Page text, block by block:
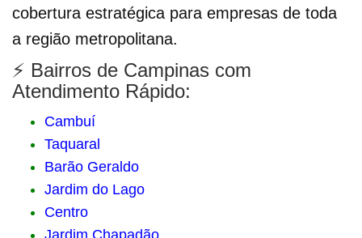
cobertura estratégica para empresas de toda
a região metropolitana.
⚡ Bairros de Campinas com
Atendimento Rápido:
Cambuí
Taquaral
Barão Geraldo
Jardim do Lago
Centro